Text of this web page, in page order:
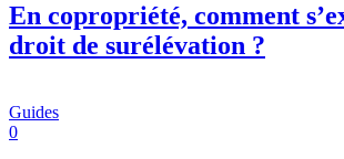
En copropriété, comment
droit de surélévation ?
Guides
0